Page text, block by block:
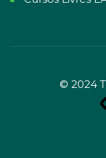
© 2024